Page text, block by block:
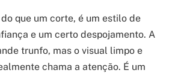
que um corte, é um estilo de
e um certo despojamento. A
trunfo, mas o visual limpo e
chama a atenção. É um